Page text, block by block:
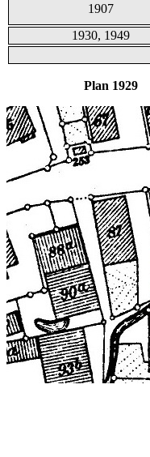
1907
1930, 1949
Plan